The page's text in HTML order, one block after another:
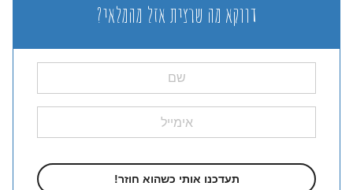
דווקא מה שרצית אזל מהמלאי?